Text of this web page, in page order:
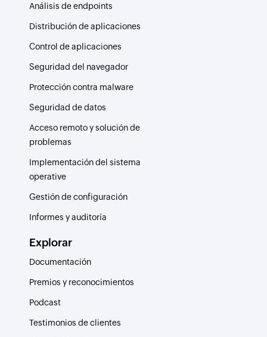
Análisis de endpoints
Distribución de aplicaciones
Control de aplicaciones
Seguridad del navegador
Protección contra malware
Seguridad de datos
Acceso remoto y solución de
problemas
Implementación del sistema
operative
Gestión de configuración
Informes y auditoría
Explorar
Documentación
Premios y reconocimientos
Podcast
Testimonios de clientes